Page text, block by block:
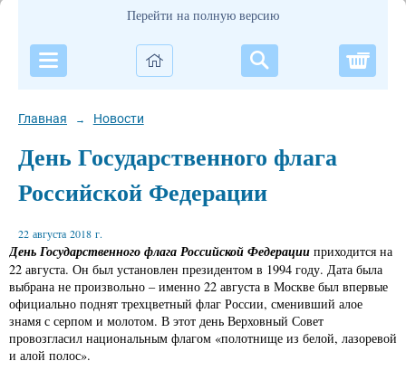
Перейти на полную версию
Главная → Новости
День Государственного флага
Российской Федерации
22 августа 2018 г.
День Государственного флага Российской Федерации приходится на
22 августа. Он был установлен президентом в 1994 году. Дата была
выбрана не произвольно – именно 22 августа в Москве был впервые
официально поднят трехцветный флаг России, сменивший алое
знамя с серпом и молотом. В этот день Верховный Совет
провозгласил национальным флагом «полотнище из белой, лазоревой
и алой полос».